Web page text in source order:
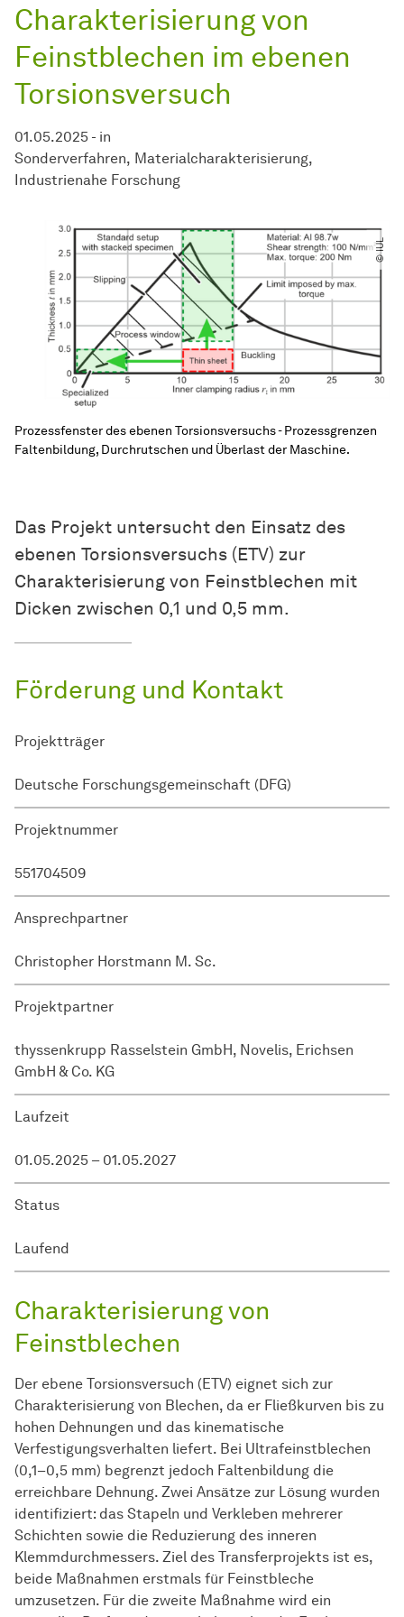
Charakterisierung von
Feinstblechen im ebenen
Torsionsversuch
01.05.2025 - in
Sonderverfahren Materialcharakterisierung
Industrienahe Forschung
© IUL
Prozessfenster des ebenen Torsionsversuchs - Prozessgrenzen
Faltenbildung, Durchrutschen und Überlast der Maschine.
Das Projekt untersucht den Einsatz des
ebenen Torsionsversuchs (ETV) zur
Charakterisierung von Feinstblechen mit
Dicken zwischen 0,1 und 0,5 mm.
Förderung und Kontakt
Projektträger
Deutsche Forschungsgemeinschaft (DFG)
Projektnummer
551704509
Ansprechpartner
Christopher Horstmann M. Sc.
Projektpartner
thyssenkrupp Rasselstein GmbH, Novelis, Erichsen
GmbH & Co. KG
Laufzeit
01.05.2025 – 01.05.2027
Status
Laufend
Charakterisierung von
Feinstblechen
Der ebene Torsionsversuch (ETV) eignet sich zur
Charakterisierung von Blechen, da er Fließkurven bis zu
hohen Dehnungen und das kinematische
Verfestigungsverhalten liefert. Bei Ultrafeinstblechen
(0,1–0,5 mm) begrenzt jedoch Faltenbildung die
erreichbare Dehnung. Zwei Ansätze zur Lösung wurden
identifiziert: das Stapeln und Verkleben mehrerer
Schichten sowie die Reduzierung des inneren
Klemmdurchmessers. Ziel des Transferprojekts ist es,
beide Maßnahmen erstmals für Feinstbleche
umzusetzen. Für die zweite Maßnahme wird ein